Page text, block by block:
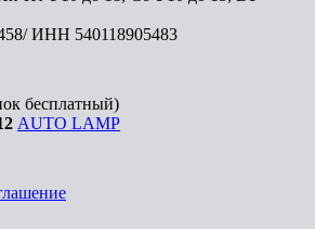
ИНН 540118905483
бесплатный)
AUTO LAMP